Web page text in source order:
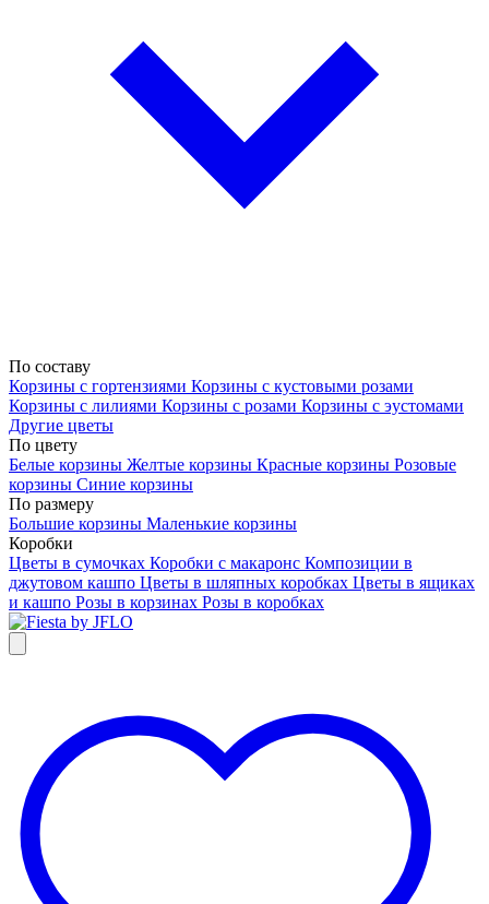
По составу
Корзины с гортензиями Корзины с кустовыми розами
Корзины с лилиями Корзины с розами Корзины с эустомами
Другие цветы
По цвету
Белые корзины Желтые корзины Красные корзины Розовые
корзины Синие корзины
По размеру
Большие корзины Маленькие корзины
Коробки
Цветы в сумочках Коробки с макаронс Композиции в
джутовом кашпо Цветы в шляпных коробках Цветы в ящиках
и кашпо Розы в корзинах Розы в коробках